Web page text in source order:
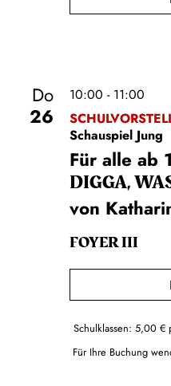
Do
26
10:00 - 11:00
Schauspiel Jung
Für alle ab
DIGGA,
von
FOYER III
Schulklassen: 5,00 €
Für Ihre Buchung